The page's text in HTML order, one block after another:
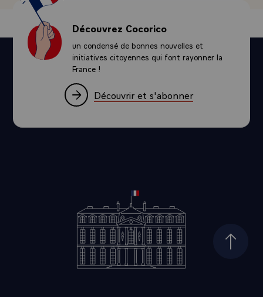
Découvrez Cocorico
un condensé de bonnes nouvelles et
initiatives citoyennes qui font rayonner la
France !
Découvrir et s'abonner
Haut